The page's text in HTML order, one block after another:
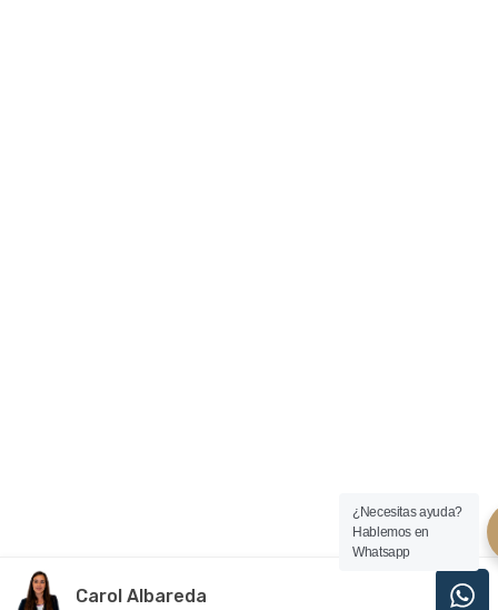
¿Necesitas ayuda?
Hablemos en
Whatsapp
Carol Albareda